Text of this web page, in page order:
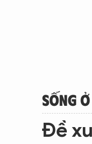
SỐNG
Đề